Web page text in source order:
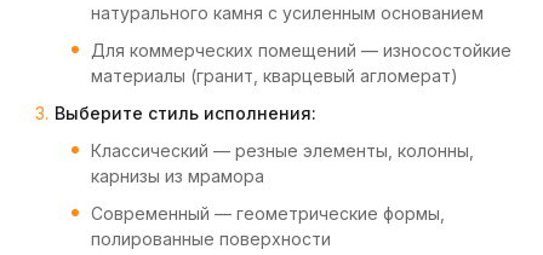
натурального камня с усиленным основанием
Для коммерческих помещений — износостойкие
материалы (гранит, кварцевый агломерат)
Выберите стиль исполнения:
Классический — резные элементы, колонны,
карнизы из мрамора
Современный — геометрические формы,
полированные поверхности